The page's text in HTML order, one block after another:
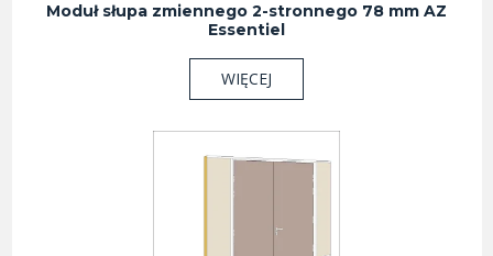
Moduł słupa zmiennego 2-stronnego 78 mm AZ
Essentiel
WIĘCEJ